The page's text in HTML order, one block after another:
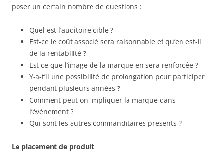
poser un certain nombre de questions :
Quel est l’auditoire cible ?
Est-ce le coût associé sera raisonnable et qu’en est-il
de la rentabilité ?
Est ce que l’image de la marque en sera renforcée ?
Y-a-t’il une possibilité de prolongation pour participer
pendant plusieurs années ?
Comment peut on impliquer la marque dans
l’événement ?
Qui sont les autres commanditaires présents ?
Le placement de produit